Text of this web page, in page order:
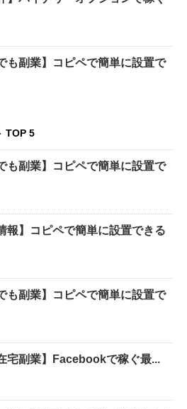
も副業】コピペで簡単に設置で
TOP 5
も副業】コピペで簡単に設置で
報】コピペで簡単に設置できる
も副業】コピペで簡単に設置で
宅副業】Facebookで稼ぐ最...